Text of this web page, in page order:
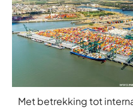
Met betrekking tot